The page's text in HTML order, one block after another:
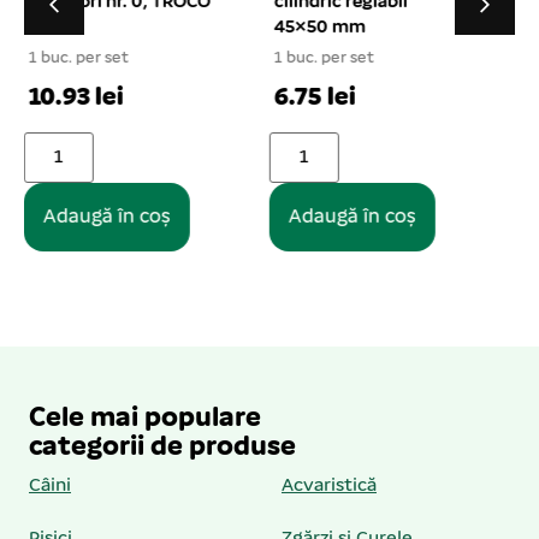
1 buc. per set
6.75 lei
Adaugă în coș
1 buc. per set
9.92 lei
Adaugă în coș
Cele mai populare
categorii de produse
Câini Acvaristică